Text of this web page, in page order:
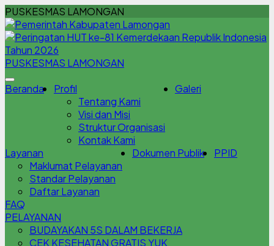
PUSKESMAS LAMONGAN
PUSKESMAS LAMONGAN
Beranda
Profil
Tentang Kami
Visi dan Misi
Struktur Organisasi
Kontak Kami
Galeri
Layanan
Maklumat Pelayanan
Standar Pelayanan
Daftar Layanan
Dokumen Publik PPID
FAQ
PELAYANAN
BUDAYAKAN 5S DALAM BEKERJA
CEK KESEHATAN GRATIS YUK